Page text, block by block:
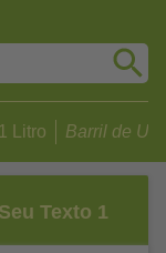
1 Litro Barril de
Texto 1